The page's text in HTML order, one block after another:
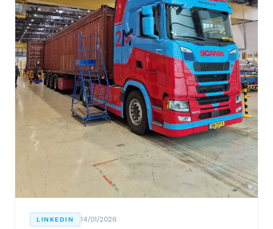
LINKEDIN 14/01/2026